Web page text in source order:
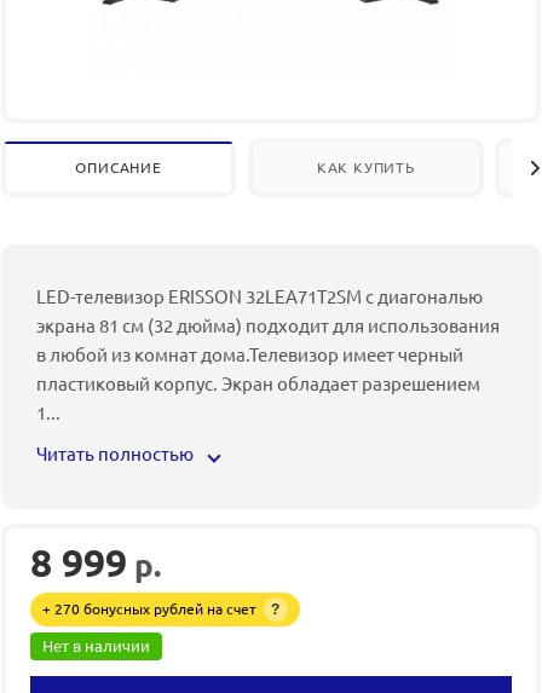
ОПИСАНИЕ КАК КУПИТЬ
LED-телевизор ERISSON 32LEA71T2SM с диагональю
экрана 81 см (32 дюйма) подходит для использования
в любой из комнат дома.Телевизор имеет черный
пластиковый корпус. Экран обладает разрешением
1...
Читать полностью
8 999 р.
+ 270 бонусных рублей на счет ?
Нет в наличии